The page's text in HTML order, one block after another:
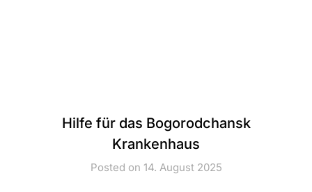
Hilfe für das Bogorodchansk
Krankenhaus
Posted on 14. August 2025